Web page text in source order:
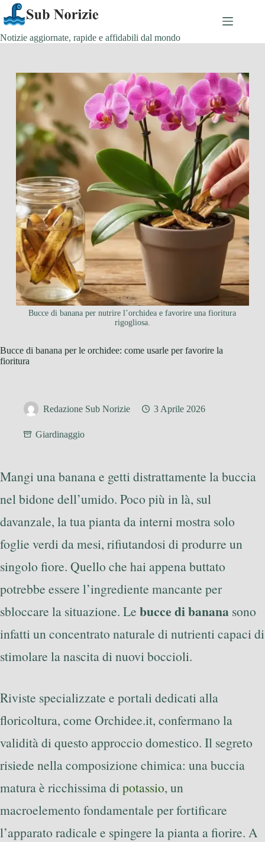
Salta
al
contenuto
Notizie aggiornate, rapide e affidabili dal mondo
Bucce di banana per nutrire l’orchidea e favorire una fioritura
rigogliosa.
Bucce di banana per le orchidee: come usarle per favorire la
fioritura
Redazione Sub Norizie 3 Aprile 2026
Giardinaggio
Mangi una banana e getti distrattamente la buccia
nel bidone dell’umido. Poco più in là, sul
davanzale, la tua pianta da interni mostra solo
foglie verdi da mesi, rifiutandosi di produrre un
singolo fiore. Quello che hai appena buttato
potrebbe essere l’ingrediente mancante per
sbloccare la situazione. Le bucce di banana sono
infatti un concentrato naturale di nutrienti capaci di
stimolare la nascita di nuovi boccioli.
Riviste specializzate e portali dedicati alla
floricoltura, come Orchidee.it, confermano la
validità di questo approccio domestico. Il segreto
risiede nella composizione chimica: una buccia
matura è ricchissima dipotassio, un
macroelemento fondamentale per fortificare
l’apparato radicale e spingere la pianta a fiorire. A